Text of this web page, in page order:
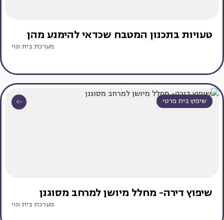
טעויות בתכנון המטבח שכדאי להימנע מהן
מערכת בית ונוי
שיפוץ בית פרטי
שיפוץ דירה- מחלל מיושן למרחב מסוגנן
מערכת בית ונוי